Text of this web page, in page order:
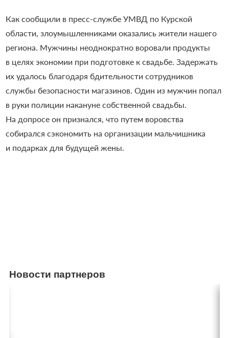
Как сообщили в пресс-службе УМВД по Курской
области, злоумышленниками оказались жители нашего
региона. Мужчины неоднократно воровали продукты
в целях экономии при подготовке к свадьбе. Задержать
их удалось благодаря бдительности сотрудников
службы безопасности магазинов. Один из мужчин попал
в руки полиции накануне собственной свадьбы.
На допросе он признался, что путем воровства
собирался сэкономить на организации мальчишника
и подарках для будущей жены.
Новости партнеров